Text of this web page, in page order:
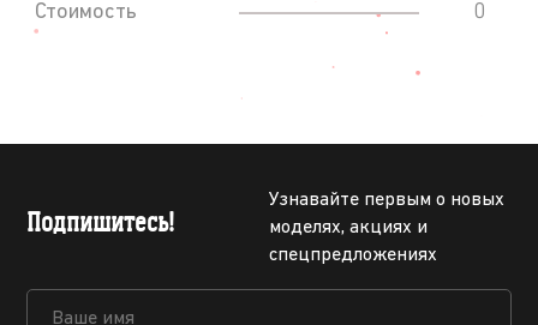
Стоимость 0
Подпишитесь!
Узнавайте первым о новых
моделях, акциях и
спецпредложениях